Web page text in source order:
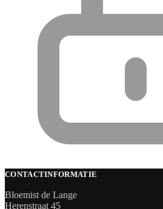
CONTACTINFORMATIE
Bloemist de Lange
Herenstraat 45